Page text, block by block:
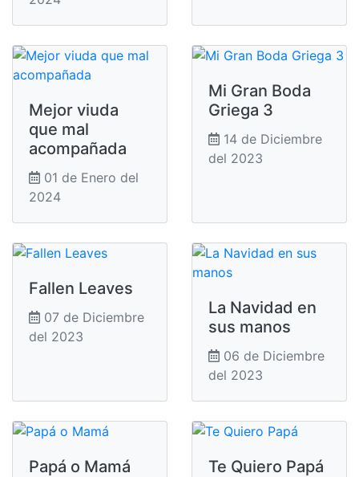
Mejor viuda
que mal
acompañada
01 de Enero del
2024
Mi Gran Boda
Griega 3
14 de Diciembre
del 2023
Fallen Leaves
07 de Diciembre
del 2023
La Navidad en
sus manos
06 de Diciembre
del 2023
Papá o Mamá Te Quiero Papá